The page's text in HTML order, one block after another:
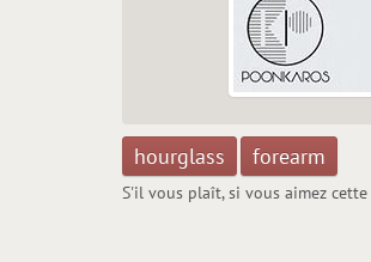
hourglass forearm
S'il vous plaît, si vous aimez